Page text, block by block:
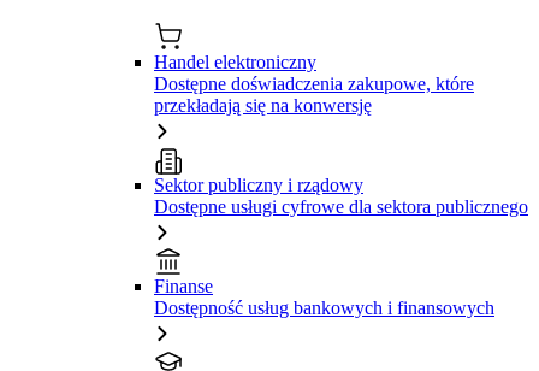
Handel elektroniczny
Dostępne doświadczenia zakupowe, które
przekładają się na konwersję
Sektor publiczny i rządowy
Dostępne usługi cyfrowe dla sektora publicznego
Finanse
Dostępność usług bankowych i finansowych